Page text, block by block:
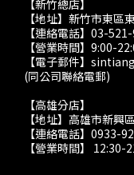
【新竹總店】
【地址】新竹市東區
【連絡電話】03-
【營業時間】9:00-
【電子郵件】
(同公司聯絡電郵)
【高雄分店】
【地址】高雄市新興
【連絡電話】0933-
【營業時間】 12:30-